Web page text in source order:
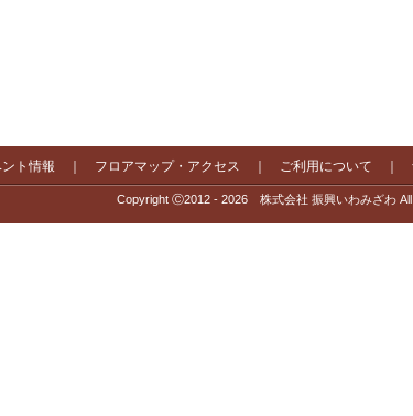
ト情報 フロアマップ・アクセス ご利用について
Copyright Ⓒ2012 - 2026 株式会社 振興いわみざわ All